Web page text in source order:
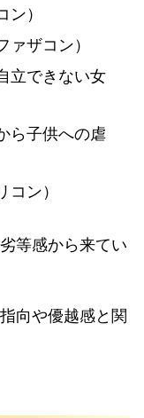
）
ザコン）
立できない女
ら子供への虐
ン）
等感から来てい
向や優越感と関